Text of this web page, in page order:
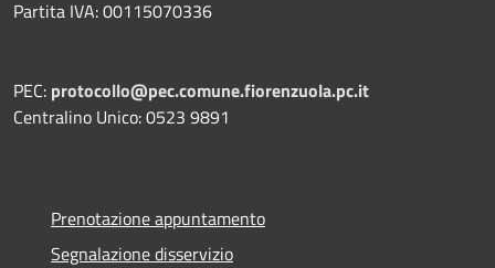
Partita IVA: 00115070336
PEC: protocollo@pec.comune.fiorenzuola.pc.it
Centralino Unico: 0523 9891
Prenotazione appuntamento
Segnalazione disservizio